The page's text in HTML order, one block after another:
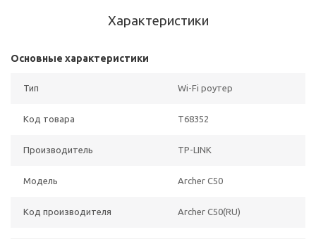
Характеристики
Основные характеристики
Тип Wi-Fi роутер
Код товара T68352
Производитель TP-LINK
Модель Archer C50
Код производителя Archer C50(RU)